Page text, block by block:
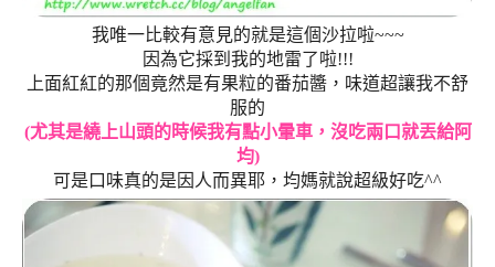
我唯一比較有意見的就是這個沙拉啦~~~
因為它採到我的地雷了啦!!!
上面紅紅的那個竟然是有果粒的番茄醬，味道超讓我不舒
服的
(尤其是繞上山頭的時候我有點小暈車，沒吃兩口就丟給阿
均)
可是口味真的是因人而異耶，均媽就說超級好吃^^